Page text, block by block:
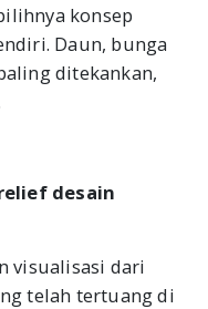
konsep
Daun, bunga
ditekankan,
desain
visualisasi dari
telah tertuang di